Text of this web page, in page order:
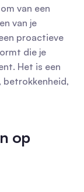
van een
van je
proactieve
die je
Het is een
op